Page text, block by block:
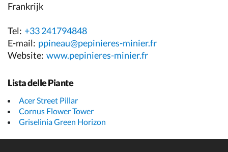
Frankrijk
Tel: +33 241794848
E-mail: ppineau@pepinieres-minier.fr
Website: www.pepinieres-minier.fr
Lista delle Piante
Acer Street Pillar
Cornus Flower Tower
Griselinia Green Horizon